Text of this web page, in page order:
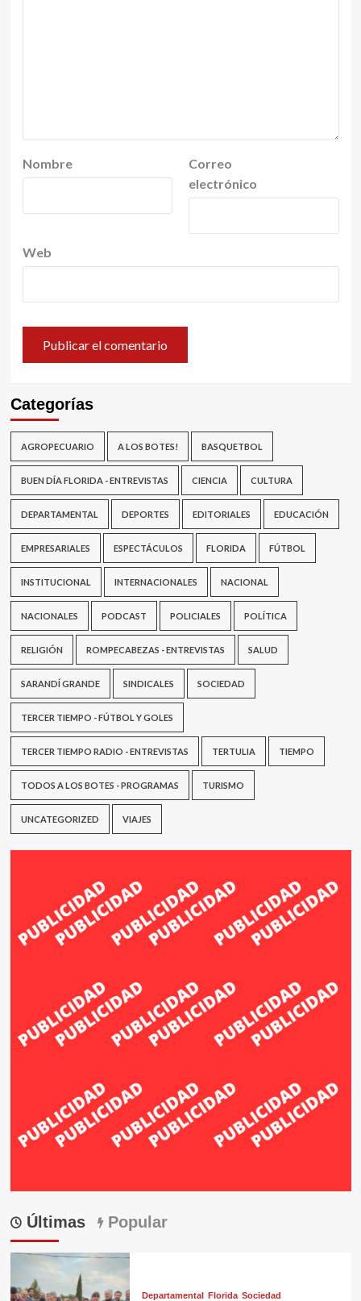
Nombre
Correo
electrónico
Web
Categorías
AGROPECUARIO A LOS BOTES! BASQUETBOL
BUEN DÍA FLORIDA - ENTREVISTAS CIENCIA CULTURA
DEPARTAMENTAL DEPORTES EDITORIALES EDUCACIÓN
EMPRESARIALES ESPECTÁCULOS FLORIDA FÚTBOL
INSTITUCIONAL INTERNACIONALES NACIONAL
NACIONALES PODCAST POLICIALES POLÍTICA
RELIGIÓN ROMPECABEZAS - ENTREVISTAS SALUD
SARANDÍ GRANDE SINDICALES SOCIEDAD
TERCER TIEMPO - FÚTBOL Y GOLES
TERCER TIEMPO RADIO - ENTREVISTAS TERTULIA TIEMPO
TODOS A LOS BOTES - PROGRAMAS TURISMO
UNCATEGORIZED VIAJES
Últimas Popular
Departamental Florida Sociedad